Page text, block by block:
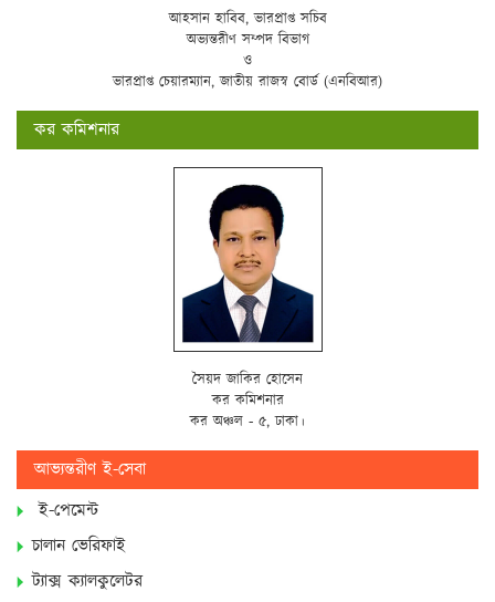
আহসান হাবিব, ভারপ্রাপ্ত সচিব
অভ্যন্তরীণ সম্পদ বিভাগ
ও
ভারপ্রাপ্ত চেয়ারম্যান, জাতীয় রাজস্ব বোর্ড (এনবিআর)
কর কমিশনার
সৈয়দ জাকির হোসেন
কর কমিশনার
কর অঞ্চল - ৫, ঢাকা।
আভ্যন্তরীণ ই-সেবা
ই-পেমেন্ট
চালান ভেরিফাই
ট্যাক্স ক্যালকুলেটর